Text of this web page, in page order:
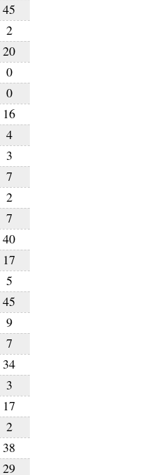
45
2
20
0
0
16
4
3
7
2
7
40
17
5
45
9
7
34
3
17
2
38
29